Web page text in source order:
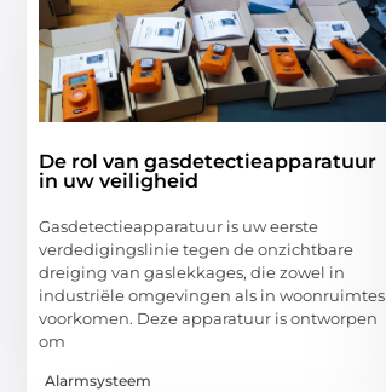
De rol van gasdetectieapparatuur
in uw veiligheid
Gasdetectieapparatuur is uw eerste
verdedigingslinie tegen de onzichtbare
dreiging van gaslekkages, die zowel in
industriële omgevingen als in woonruimtes
voorkomen. Deze apparatuur is ontworpen
om
Alarmsysteem